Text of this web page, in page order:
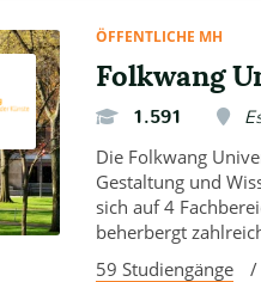
ÖFFENTLICHE MH
Folkwang
1.591
Die Folkwang
Gestaltung und
sich auf 4
beherbergt
59 Studiengänge
/